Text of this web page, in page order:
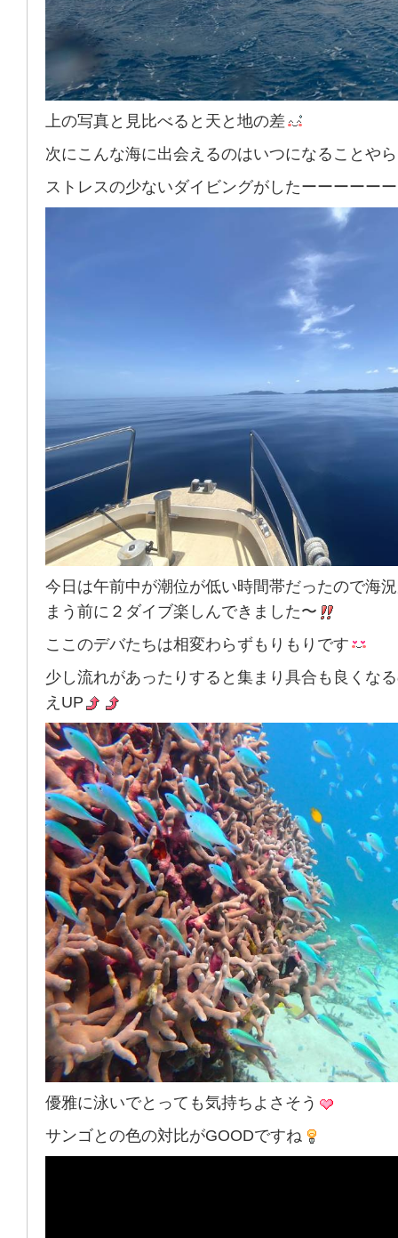
上の写真と見比べると天と地の差
次にこんな海に出会えるのはいつになることやら
ストレスの少ないダイビングがしたーーーーー
今日は午前中が潮位が低い時間帯だったので海
まう前に２ダイブ楽しんできました〜
ここのデバたちは相変わらずもりもりです
少し流れがあったりすると集まり具合も良くな
えUP
優雅に泳いでとっても気持ちよさそう
サンゴとの色の対比がGOODですね